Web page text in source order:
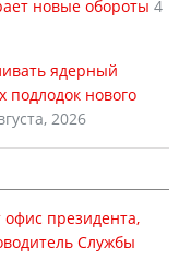
новые обороты 4
ядерный
нового
2026